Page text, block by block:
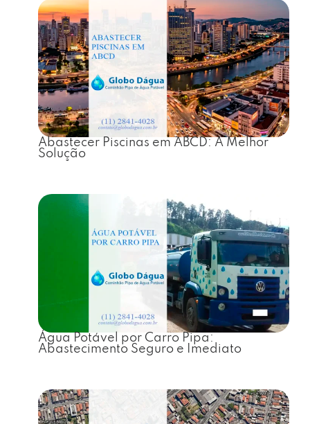
Abastecer Piscinas em ABCD: A Melhor
Solução
Água Potável por Carro Pipa:
Abastecimento Seguro e Imediato